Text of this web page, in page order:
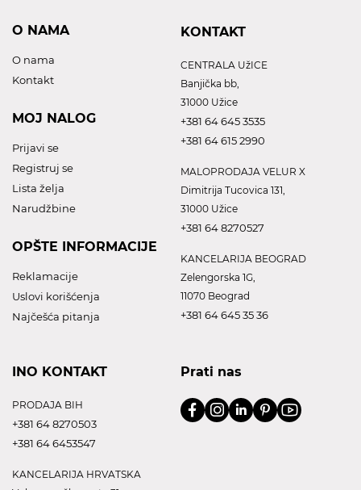
O NAMA
O nama
Kontakt
MOJ NALOG
Prijavi se
Registruj se
Lista želja
Narudžbine
OPŠTE INFORMACIJE
Reklamacije
Uslovi korišćenja
Najčešća pitanja
KONTAKT
CENTRALA UžICE
Banjička bb,
31000 Užice
+381 64 645 3535
+381 64 615 2990
MALOPRODAJA VELUR X
Dimitrija Tucovica 131,
31000 Užice
+381 64 8270527
KANCELARIJA BEOGRAD
Zelengorska 1G,
11070 Beograd
+381 64 645 35 36
INO KONTAKT
PRODAJA BIH
+381 64 8270503
+381 64 6453547
KANCELARIJA HRVATSKA
Prati nas